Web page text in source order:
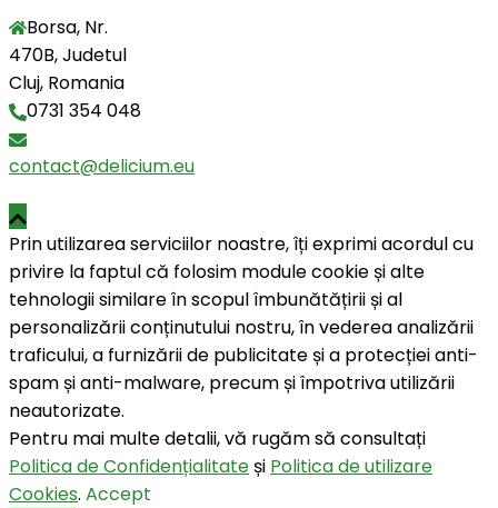
Borsa, Nr.
470B, Judetul
Cluj, Romania
0731 354 048
contact@delicium.eu
Prin utilizarea serviciilor noastre, îți exprimi acordul cu
privire la faptul că folosim module cookie și alte
tehnologii similare în scopul îmbunătățirii și al
personalizării conținutului nostru, în vederea analizării
traficului, a furnizării de publicitate și a protecției anti-
spam și anti-malware, precum și împotriva utilizării
neautorizate.
Pentru mai multe detalii, vă rugăm să consultați
Politica de Confidențialitateși Politica de utilizare
Cookies. Accept